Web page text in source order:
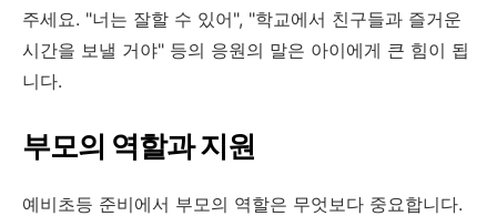
주세요. "너는 잘할 수 있어", "학교에서 친구들과 즐거운
시간을 보낼 거야" 등의 응원의 말은 아이에게 큰 힘이 됩
니다.
부모의 역할과 지원
예비초등 준비에서 부모의 역할은 무엇보다 중요합니다.